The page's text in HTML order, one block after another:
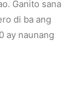
Ganito sana
di ba ang
ay naunang